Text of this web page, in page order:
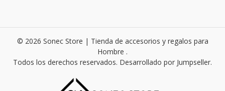
© 2026 Sonec Store | Tienda de accesorios y regalos para
Hombre .
Todos los derechos reservados. Desarrollado por Jumpseller.